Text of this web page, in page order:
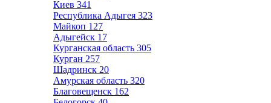
Киев 341
Республика Адыгея 323
Майкоп 127
Адыгейск 17
Курганская область 305
Курган 257
Шадринск 20
Амурская область 320
Благовещенск 162